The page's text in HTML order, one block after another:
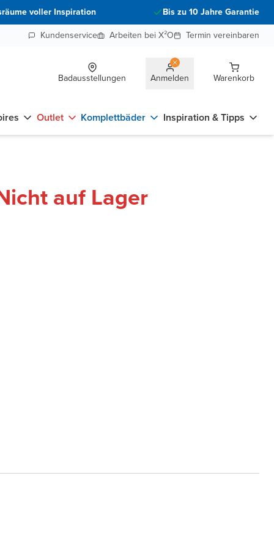
voller Inspiration
Bis zu 10 Jahre Garantie
Kundenservice
Arbeiten bei X²O Termin vereinbaren
Badausstellungen Anmelden Warenkorb
Outlet Komplettbäder Inspiration & Tipps
auf Lager